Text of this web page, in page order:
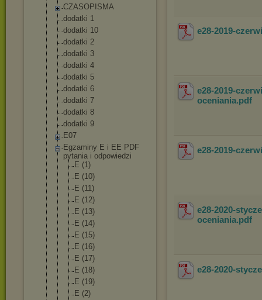
CZASOPISMA
dodatki 1
dodatki 10
dodatki 2
dodatki 3
dodatki 4
dodatki 5
dodatki 6
dodatki 7
dodatki 8
dodatki 9
E07
Egzaminy E i EE PDF
pytania i odpowiedzi
E (1)
E (10)
E (11)
E (12)
E (13)
E (14)
E (15)
E (16)
E (17)
E (18)
E (19)
E (2)
e28-2019-
e28-2019-
oceniania.pdf
e28-2019-
e28-2020-
oceniania.pdf
e28-2020-